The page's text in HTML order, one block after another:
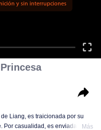
y sin interrupciones
Liang, es traicionada por su
Por casualidad, es enviada alMás